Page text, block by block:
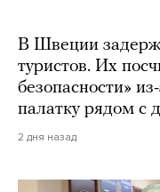
В Швеции
туристов. Их
безопасности»
палатку рядом с
2 дня назад